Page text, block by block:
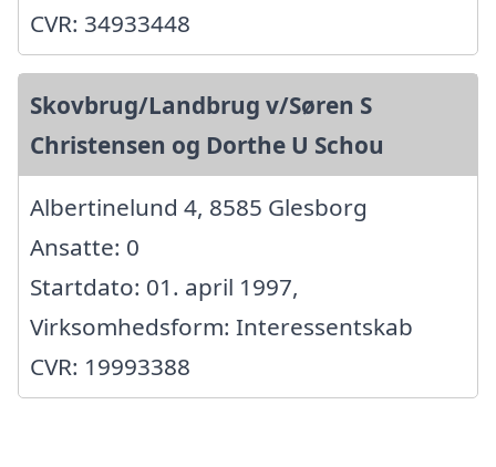
CVR: 34933448
Skovbrug/Landbrug v/Søren S
Christensen og Dorthe U Schou
Albertinelund 4, 8585 Glesborg
Ansatte: 0
Startdato: 01. april 1997,
Virksomhedsform: Interessentskab
CVR: 19993388